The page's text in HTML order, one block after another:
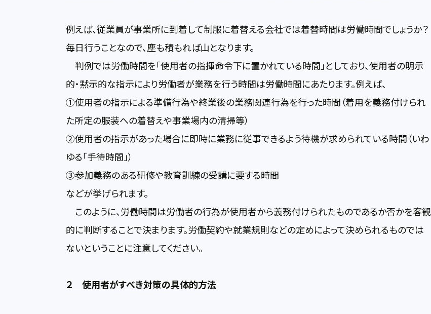
例えば、従業員が事業所に到着して制服に着替える会社では着替時間は労働時間でしょうか？
毎日行うことなので、塵も積もれば山となります。
判例では労働時間を「使用者の指揮命令下に置かれている時間」としており、使用者の明示
的・黙示的な指示により労働者が業務を行う時間は労働時間にあたります。例えば、
①使用者の指示による準備行為や終業後の業務関連行為を行った時間（着用を義務付けられ
た所定の服装への着替えや事業場内の清掃等）
②使用者の指示があった場合に即時に業務に従事できるよう待機が求められている時間（いわ
ゆる「手待時間」）
③参加義務のある研修や教育訓練の受講に要する時間
などが挙げられます。
このように、労働時間は労働者の行為が使用者から義務付けられたものであるか否かを客観
的に判断することで決まります。労働契約や就業規則などの定めによって決められるものでは
ないということに注意してください。
２ 使用者がすべき対策の具体的方法